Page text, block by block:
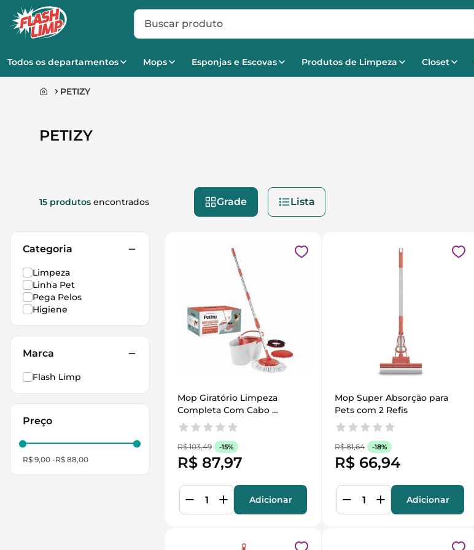
Buscar produto
Todos os departamentos Mops Esponjas e Escovas Produtos de Limpeza Closet
PETIZY
PETIZY
15 produtos encontrados Grade Lista
Categoria
Limpeza
Linha Pet
Pega Pelos
Higiene
Marca
Flash Limp
R$ 9,00 R$ 88,00
Mop Giratório Limpeza
Completa Com Cabo
Extensivel
R$ 103,49 -15%
R$ 87,97
Adicionar
Mop Super Absorção para
Pets com 2 Refis
R$ 81,64 -18%
R$ 66,94
Adicionar